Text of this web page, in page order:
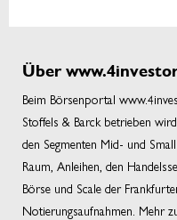
Über
Beim Börsenportal
Stoffels & Barck betrieben
den Segmenten Mid- und
Raum, Anleihen, den
Börse und Scale der
Notierungsaufnahmen. Mehr